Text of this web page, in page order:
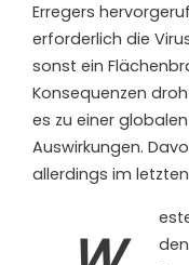
Erregers
erforderlich die
sonst ein
Konsequenzen
es zu einer
Auswirkungen.
allerdings im